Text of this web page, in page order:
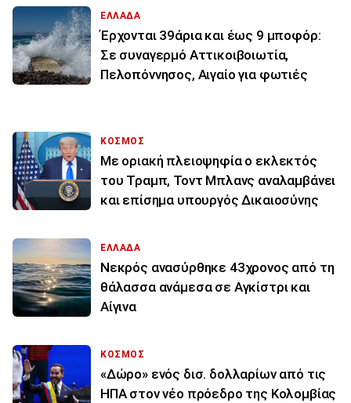
ΕΛΛΑΔΑ
Έρχονται 39άρια και έως 9 μποφόρ:
Σε συναγερμό Αττικοιβοιωτία,
Πελοπόννησος, Αιγαίο για φωτιές
ΚΟΣΜΟΣ
Με οριακή πλειοψηφία ο εκλεκτός
του Τραμπ, Τοντ Μπλανς αναλαμβάνει
και επίσημα υπουργός Δικαιοσύνης
ΕΛΛΑΔΑ
Νεκρός ανασύρθηκε 43χρονος από τη
θάλασσα ανάμεσα σε Αγκίστρι και
Αίγινα
ΚΟΣΜΟΣ
«Δώρο» ενός δισ. δολλαρίων από τις
ΗΠΑ στον νέο πρόεδρο της Κολομβίας